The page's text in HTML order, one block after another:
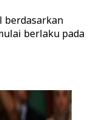
berdasarkan
berlaku pada